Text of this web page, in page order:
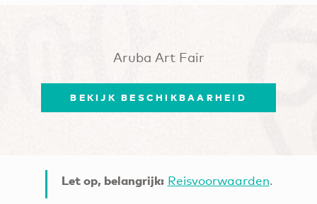
Aruba Art Fair
BEKIJK BESCHIKBAARHEID
Let op, belangrijk: Reisvoorwaarden.